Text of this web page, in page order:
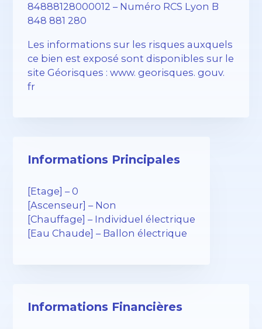
84888128000012 – Numéro RCS Lyon B
848 881 280
Les informations sur les risques auxquels
ce bien est exposé sont disponibles sur le
site Géorisques : www. georisques. gouv.
fr
Informations Principales
[Etage] – 0
[Ascenseur] – Non
[Chauffage] – Individuel électrique
[Eau Chaude] – Ballon électrique
Informations Financières